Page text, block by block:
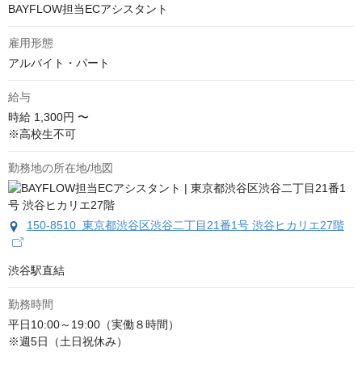
BAYFLOW担当ECアシスタント
雇用形態
アルバイト・パート
給与
時給 1,300円 〜
※高校生不可
勤務地の所在地/地図
150-8510 東京都渋谷区渋谷二丁目21番1号 渋谷ヒカリエ27階
渋谷駅直結
勤務時間
平日10:00～19:00（実働８時間）
※週5日（土日祝休み）